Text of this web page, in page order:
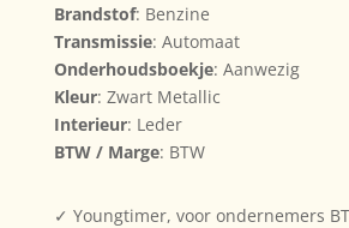
Brandstof: Benzine
Transmissie: Automaat
Onderhoudsboekje: Aanwezig
Kleur: Zwart Metallic
Interieur: Leder
BTW / Marge: BTW
✓ Youngtimer, voor ondernemers